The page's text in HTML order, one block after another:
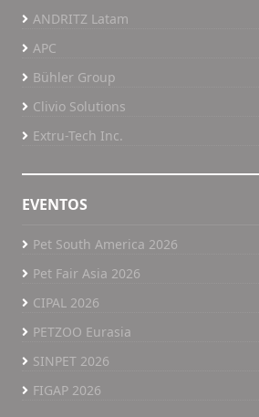
ANDRITZ Latam
APC
Bühler Group
Clivio Solutions
Extru-Tech Inc.
EVENTOS
Pet South America 2026
Pet Fair Asia 2026
CIPAL 2026
PETZOO Eurasia
SINPET 2026
FIGAP 2026